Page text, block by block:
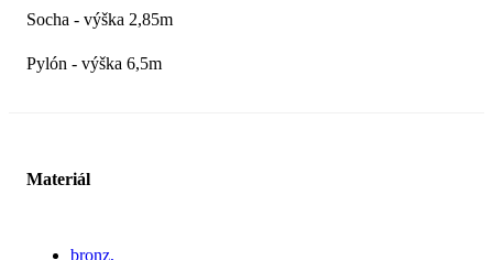
Socha - výška 2,85m
Pylón - výška 6,5m
Materiál
bronz